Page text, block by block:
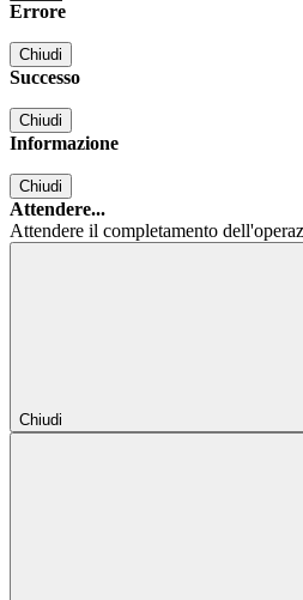
Errore
Chiudi
Successo
Chiudi
Informazione
Chiudi
Attendere...
Attendere il completamento
Chiudi